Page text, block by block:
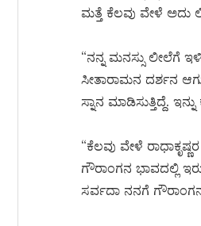
ಮತ್ತೆ ಕೆಲವು ವೇಳೆ ಅದು
“ನನ್ನ ಮನಸ್ಸು ಲೀಲೆಗೆ
ಸೀತಾರಾಮನ ದರ್ಶನ
ಸ್ನಾನ ಮಾಡಿಸುತ್ತಿದ್ದೆ.
“ಕೆಲವು ವೇಳೆ
ಗೌರಾಂಗನ ಭಾವದಲ್ಲಿ
ಸರ್ವದಾ ನನಗೆ ಗೌರಾಂಗನ